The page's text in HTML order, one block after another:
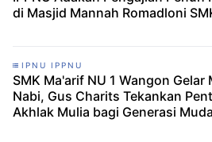
di Masjid Mannah Romadloni
IPNU IPPNU
SMK Ma'arif NU 1 Wangon Gelar
Nabi, Gus Charits Tekankan
Akhlak Mulia bagi Generasi Muda